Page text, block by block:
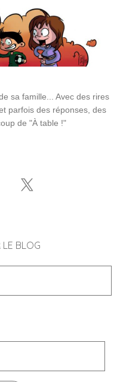
sa famille... Avec des rires
parfois des réponses, des
de "À table !"
LE BLOG